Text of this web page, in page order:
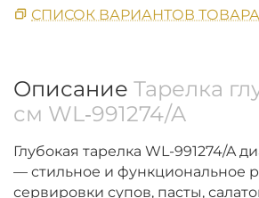
СПИСОК ВАРИАНТОВ ТОВАРА
Описание Тарелка
см WL‑991274/A
Глубокая тарелка WL-991274/A
— стильное и функциональное
сервировки супов, пасты,